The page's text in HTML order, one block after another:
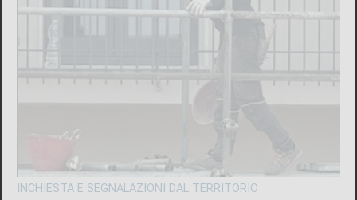
INCHIESTA E SEGNALAZIONI DAL TERRITORIO